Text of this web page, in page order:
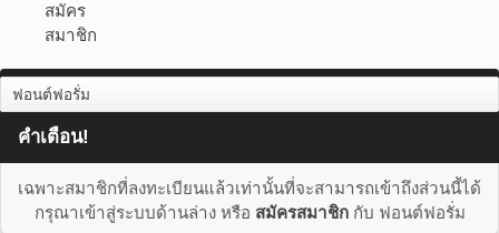
สมัคร
สมาชิก
ฟอนต์ฟอรั่ม
คำเตือน!
เฉพาะสมาชิกที่ลงทะเบียนแล้วเท่านั้นที่จะสามารถเข้าถึงส่วนนี้ได้
กรุณาเข้าสู่ระบบด้านล่าง หรือ สมัครสมาชิกกับ ฟอนต์ฟอรั่ม